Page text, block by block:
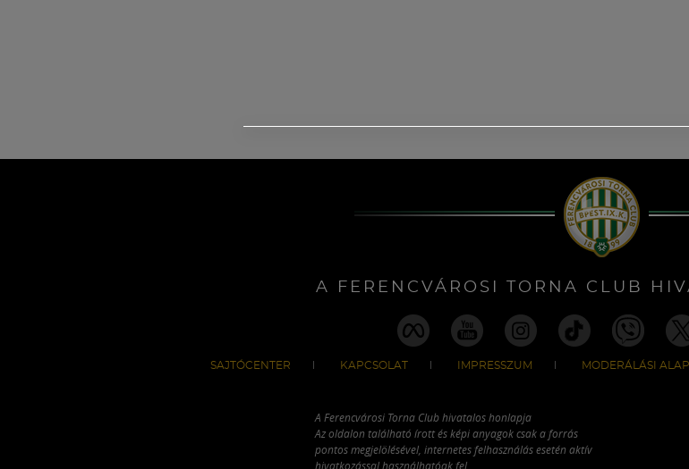
A FERENCVÁROSI TORNA CLUB
SAJTÓCENTER KAPCSOLAT IMPRESSZUM MODERÁLÁSI
A Ferencvárosi Torna Club hivatalos honlapja
Az oldalon található írott és képi anyagok csak a forrás
pontos megjelölésével, internetes felhasználás esetén aktív
hivatkozással használhatóak fel.